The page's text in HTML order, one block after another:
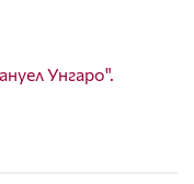
Унгаро".